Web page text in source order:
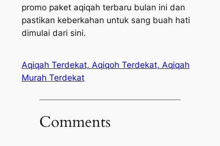
promo paket aqiqah terbaru bulan ini dan
pastikan keberkahan untuk sang buah hati
dimulai dari sini.
Aqiqah Terdekat, Aqiqoh Terdekat, Aqiqah
Murah Terdekat
Comments